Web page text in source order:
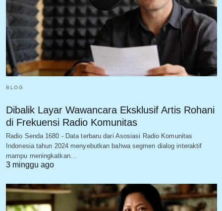
BLOG
Dibalik Layar Wawancara Eksklusif Artis Rohani
di Frekuensi Radio Komunitas
Radio Senda 1680 - Data terbaru dari Asosiasi Radio Komunitas
Indonesia tahun 2024 menyebutkan bahwa segmen dialog interaktif
mampu meningkatkan…
3 minggu ago